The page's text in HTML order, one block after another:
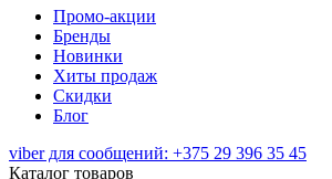
Промо-акции
Бренды
Новинки
Хиты продаж
Скидки
Блог
viber для сообщений: +375 29 396 35 45
Каталог товаров